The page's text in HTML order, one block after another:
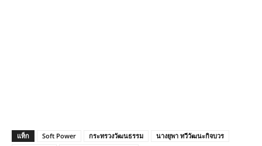
แท็ก Soft Power กระทรวงวัฒนธรรม
นางยุพา ทวีวัฒนะกิจบวร